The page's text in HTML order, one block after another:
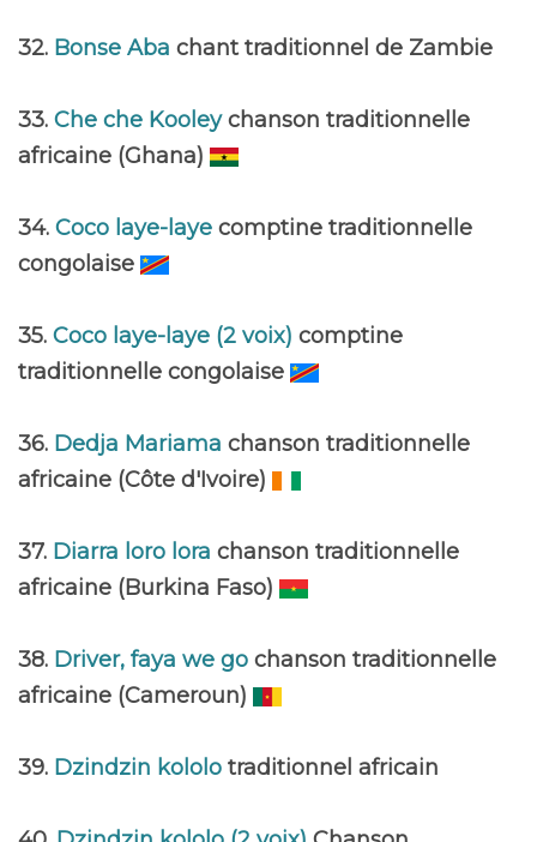
32. Bonse Aba chant traditionnel de Zambie
33. Che che Kooleychanson traditionnelle
africaine (Ghana)
34. Coco laye-laye comptine traditionnelle
congolaise
35. Coco laye-laye (2 voix) comptine
traditionnelle congolaise
36. Dedja Mariama chanson traditionnelle
africaine (Côte d'Ivoire)
37. Diarra loro lora chanson traditionnelle
africaine (Burkina Faso)
38. Driver, faya we go chanson traditionnelle
africaine (Cameroun)
39. Dzindzin kololo traditionnel africain